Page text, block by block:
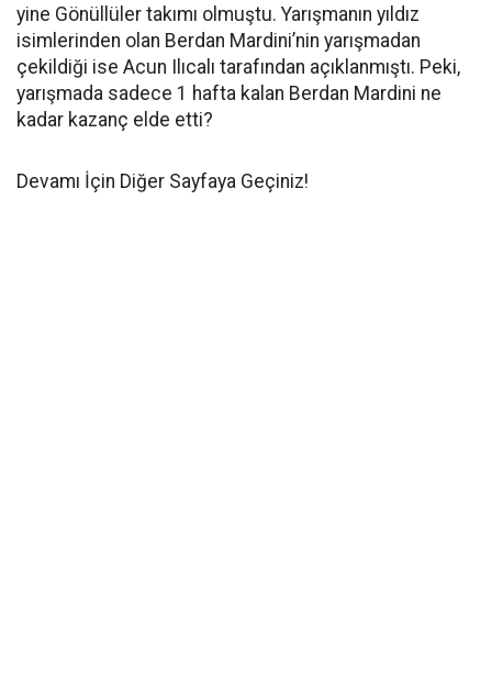
yine Gönüllüler takımı olmuştu. Yarışmanın yıldız
isimlerinden olan Berdan Mardini’nin yarışmadan
çekildiği ise Acun Ilıcalı tarafından açıklanmıştı. Peki,
yarışmada sadece 1 hafta kalan Berdan Mardini ne
kadar kazanç elde etti?
Devamı İçin Diğer Sayfaya Geçiniz!